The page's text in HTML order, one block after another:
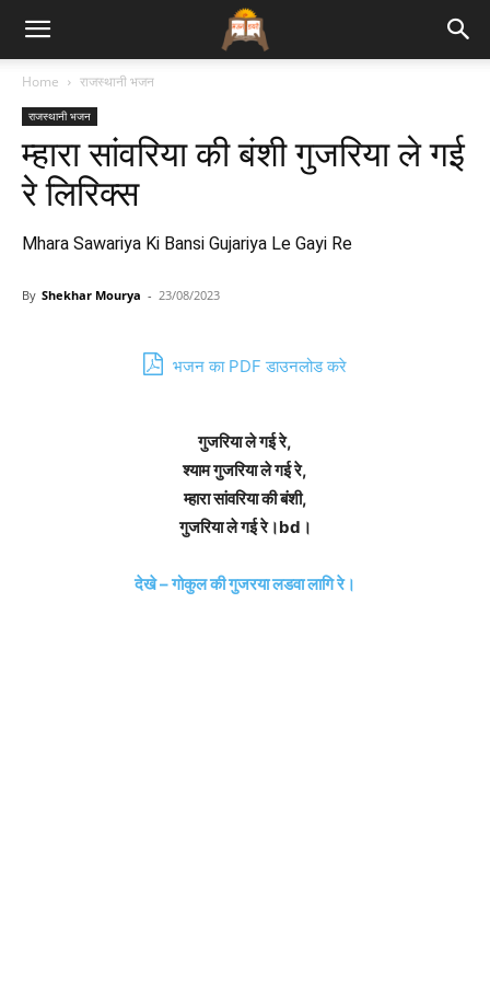
Bhajan
Lyrics
Home राजस्थानी भजन
राजस्थानी भजन
म्हारा सांवरिया की बंशी गुजरिया ले गई
रे लिरिक्स
Mhara Sawariya Ki Bansi Gujariya Le Gayi Re
By Shekhar Mourya - 23/08/2023
भजन का PDF डाउनलोड करे
गुजरिया ले गई रे,
श्याम गुजरिया ले गई रे,
म्हारा सांवरिया की बंशी,
गुजरिया ले गई रे।bd।
देखे – गोकुल की गुजरया लडवा लागि रे।